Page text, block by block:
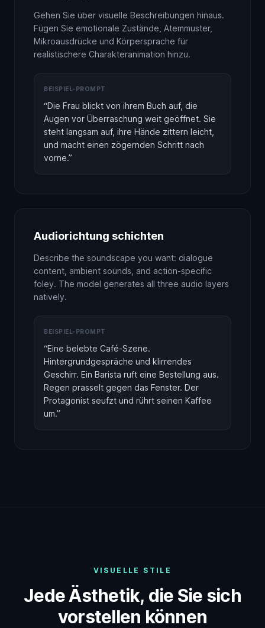
Gehen Sie über visuelle Beschreibungen hinaus.
Fügen Sie emotionale Zustände, Atemmuster,
Mikroausdrücke und Körpersprache für
realistischere Charakteranimation hinzu.
BEISPIEL-PROMPT
“Die Frau blickt von ihrem Buch auf, die
Augen vor Überraschung weit geöffnet. Sie
steht langsam auf, ihre Hände zittern leicht,
und macht einen zögernden Schritt nach
vorne.”
Audiorichtung schichten
Describe the soundscape you want: dialogue
content, ambient sounds, and action-specific
foley. The model generates all three audio layers
natively.
BEISPIEL-PROMPT
“Eine belebte Café-Szene.
Hintergrundgespräche und klirrendes
Geschirr. Ein Barista ruft eine Bestellung aus.
Regen prasselt gegen das Fenster. Der
Protagonist seufzt und rührt seinen Kaffee
um.”
VISUELLE STILE
Jede Ästhetik, die Sie sich
vorstellen können